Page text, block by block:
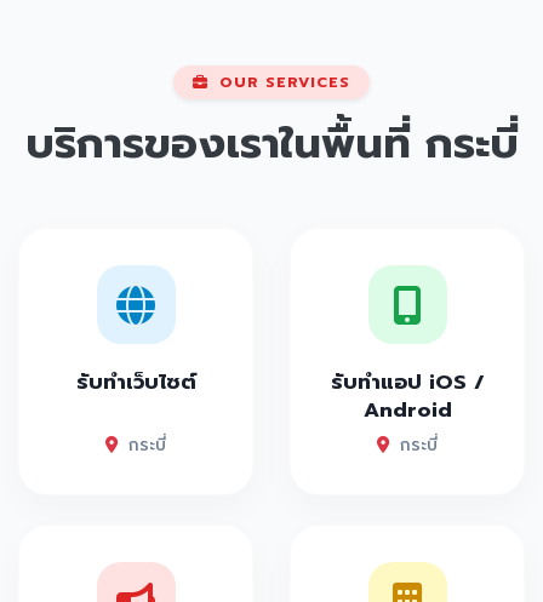
OUR SERVICES
บริการของเราในพื้นที่ กระบี่
รับทำเว็บไซต์
กระบี่
รับทำแอป iOS /
Android
กระบี่